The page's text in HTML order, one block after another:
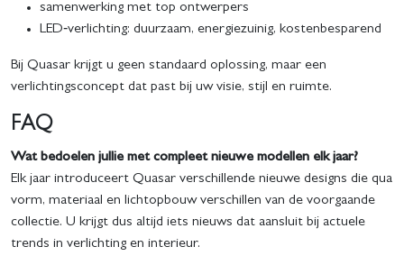
samenwerking met top ontwerpers
LED‑verlichting: duurzaam, energiezuinig, kostenbesparend
Bij Quasar krijgt u geen standaard oplossing, maar een
verlichtingsconcept dat past bij uw visie, stijl en ruimte.
FAQ
Wat bedoelen jullie met compleet nieuwe modellen elk jaar?
Elk jaar introduceert Quasar verschillende nieuwe designs die qua
vorm, materiaal en lichtopbouw verschillen van de voorgaande
collectie. U krijgt dus altijd iets nieuws dat aansluit bij actuele
trends in verlichting en interieur.